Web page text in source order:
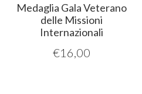
Medaglia Gala Veterano
delle Missioni
Internazionali
€16,00